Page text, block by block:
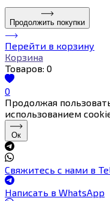
Продолжить покупки
Перейти в корзину
Корзина
Товаров: 0
0
Продолжая
использованием
Ок
Свяжитесь с нами в
Написать в WhatsApp